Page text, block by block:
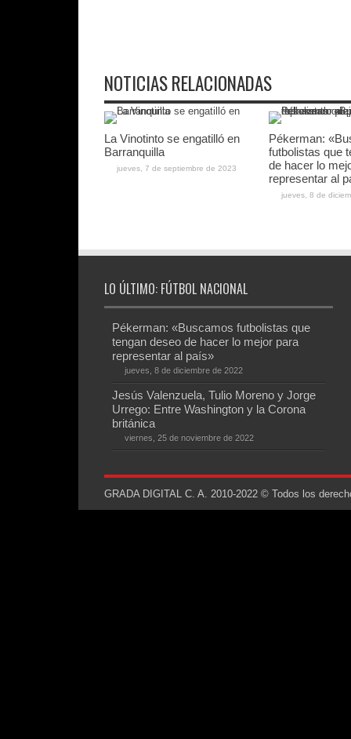
NOTICIAS RELACIONADAS
La Vinotinto se engatilló en
Barranquilla
jueves, 7 de septiembre de 2023
Pékerman:
futbolistas que
de hacer lo
representar al
jueves, 8 de
LO ÚLTIMO: FÚTBOL NACIONAL
Pékerman: «Buscamos futbolistas que
tengan deseo de hacer lo mejor para
representar al país»
jueves, 8 de diciembre de 2022
Jesús Valenzuela, Tulio Moreno y Jorge
Urrego: Entre Washington y la Corona
británica
viernes, 25 de noviembre de 2022
GRADA DIGITAL C. A. 2010-2022 © Todos los